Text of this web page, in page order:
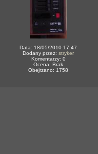
Data: 18/05/2010 17:47
Dodany przez: stryker
Komentarzy: 0
Ocena: Brak
Obejrzano: 1758